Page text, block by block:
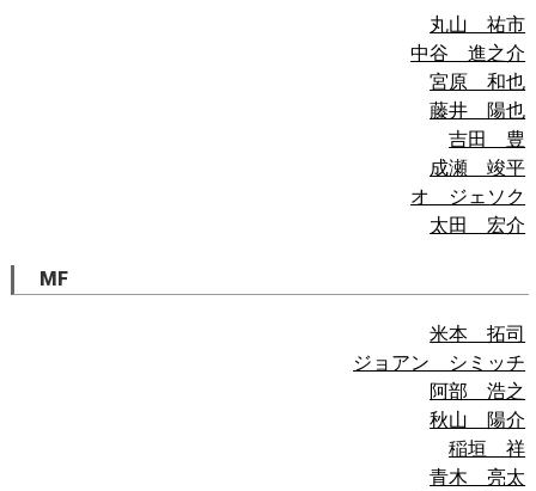
丸山 祐市
中谷 進之介
宮原 和也
藤井 陽也
吉田 豊
成瀬 竣平
オ ジェソク
太田 宏介
MF
米本 拓司
ジョアン シミッチ
阿部 浩之
秋山 陽介
稲垣 祥
青木 亮太